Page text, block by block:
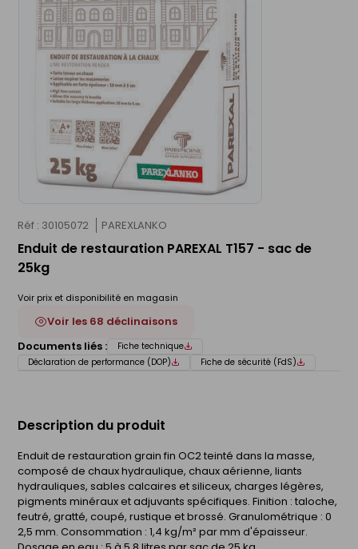
Réf : 30105072 PAREXLANKO
Enduit de restauration PAREXAL T157 - sac de
25kg
Voir prix et disponibilité en magasin
Voir les 68 déclinaisons
Documents liés :
Fiche technique
Déclaration de performance (DOP)
Fiche de sécurité (FdS)
Description du produit
Enduit de restauration grain fin OC2 teinté dans la masse,
composé de chaux hydraulique, chaux aérienne, liants
hydrauliques, sables calcaires et siliceux, charges légères,
pigments minéraux et adjuvants spécifiques. Finition : taloche,
feutré, gratté, coupé, rustique et brossé. Granulométrique : 0 
2,5 mm. Consommation : 1,4 kg/m² par mm d'épaisseur.